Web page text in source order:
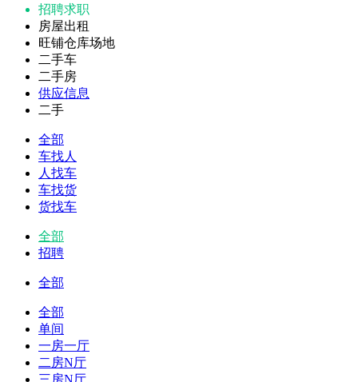
招聘求职
房屋出租
旺铺仓库场地
二手车
二手房
供应信息
二手
全部
车找人
人找车
车找货
货找车
全部
招聘
全部
全部
单间
一房一厅
二房N厅
三房N厅